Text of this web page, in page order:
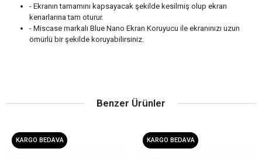
- Ekranın tamamını kapsayacak şekilde kesilmiş olup ekran
kenarlarına tam oturur.
- Miscase markalı Blue Nano Ekran Koruyucu ile ekranınızı uzun
ömürlü bir şekilde koruyabilirsiniz.
Benzer Ürünler
KARGO BEDAVA KARGO BEDAVA